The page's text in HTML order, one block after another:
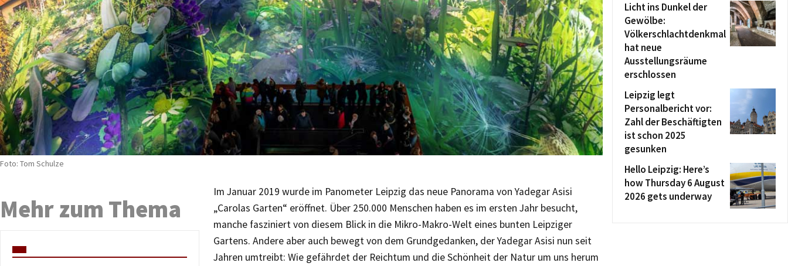
Foto: Tom Schulze
Im Januar 2019 wurde im Panometer Leipzig das neue Panorama von Yadegar Asisi
„Carolas Garten“ eröffnet. Über 250.000 Menschen haben es im ersten Jahr besucht,
manche fasziniert von diesem Blick in die Mikro-Makro-Welt eines bunten Leipziger
Gartens. Andere aber auch bewegt von dem Grundgedanken, der Yadegar Asisi nun seit
Jahren umtreibt: Wie gefährdet der Reichtum und die Schönheit der Natur um uns herum
Mehr zum Thema
Licht ins Dunkel der
Gewölbe:
Völkerschlachtdenkmal
hat neue
Ausstellungsräume
erschlossen
Leipzig legt
Personalbericht vor:
Zahl der Beschäftigten
ist schon 2025
gesunken
Hello Leipzig: Here’s
how Thursday 6 August
2026 gets underway